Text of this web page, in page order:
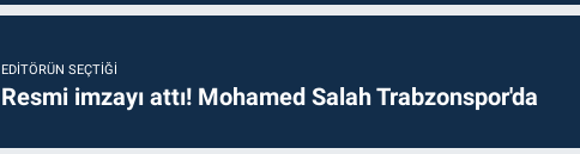
EDITÖRÜN SEÇTIĞI
Resmi imzayı attı! Mohamed Salah Trabzonspor'da